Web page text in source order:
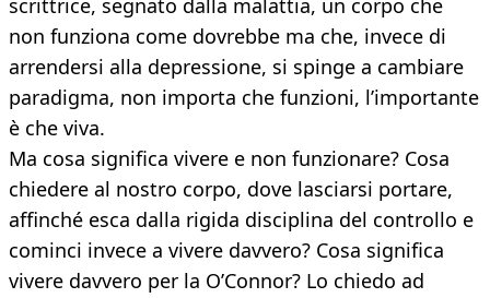
scrittrice, segnato dalla malattia, un corpo che
non funziona come dovrebbe ma che, invece di
arrendersi alla depressione, si spinge a cambiare
paradigma, non importa che funzioni, l’importante
è che viva.
Ma cosa significa vivere e non funzionare? Cosa
chiedere al nostro corpo, dove lasciarsi portare,
affinché esca dalla rigida disciplina del controllo e
cominci invece a vivere davvero? Cosa significa
vivere davvero per la O’Connor? Lo chiedo ad